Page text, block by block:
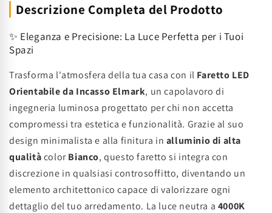
Descrizione Completa del Prodotto
✨ Eleganza e Precisione: La Luce Perfetta per i Tuoi
Spazi
Trasforma l'atmosfera della tua casa con il Faretto LED
Orientabile da Incasso Elmark, un capolavoro di
ingegneria luminosa progettato per chi non accetta
compromessi tra estetica e funzionalità. Grazie al suo
design minimalista e alla finitura in alluminio di alta
qualitàcolorBianco, questo faretto si integra con
discrezione in qualsiasi controsoffitto, diventando un
elemento architettonico capace di valorizzare ogni
dettaglio del tuo arredamento. La luce neutra a 4000K